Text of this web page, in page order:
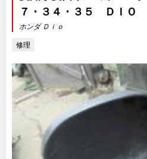
７・３４・３５ ＤＩＯ
ホンダ Ｄｉｏ
修理